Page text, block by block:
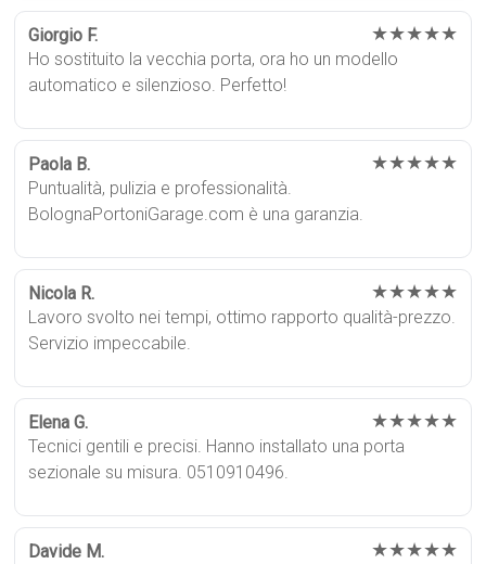
Giorgio F. ★★★★★
Ho sostituito la vecchia porta, ora ho un modello
automatico e silenzioso. Perfetto!
Paola B. ★★★★★
Puntualità, pulizia e professionalità.
BolognaPortoniGarage.com è una garanzia.
Nicola R. ★★★★★
Lavoro svolto nei tempi, ottimo rapporto qualità-prezzo.
Servizio impeccabile.
Elena G. ★★★★★
Tecnici gentili e precisi. Hanno installato una porta
sezionale su misura. 0510910496.
Davide M. ★★★★★